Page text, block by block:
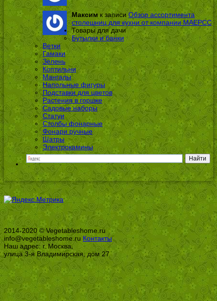
Максимк записиОбзор ассортимента
столешниц для кухни от компании МАЕРСС
Товары для дачи
Бутылки и банки
Ветки
Гамаки
Зелень
Коптильни
Мангалы
Напольные фигуры
Подставки для цветов
Растения в горшке
Садовые наборы
Статуи
Столбы фонарные
Фонари ручные
Шатры
Электрокамины
2014-2020 © Vegetableshome.ru
info@vegetableshome.ru Контакты
Наш адрес: г. Москва,
улица 3-я Владимирская, дом 27